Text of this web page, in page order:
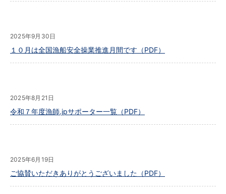
2025年9月30日
１０月は全国漁船安全操業推進月間です（PDF）
2025年8月21日
令和７年度漁師.jpサポーター一覧（PDF）
2025年6月19日
ご協賛いただきありがとうございました（PDF）